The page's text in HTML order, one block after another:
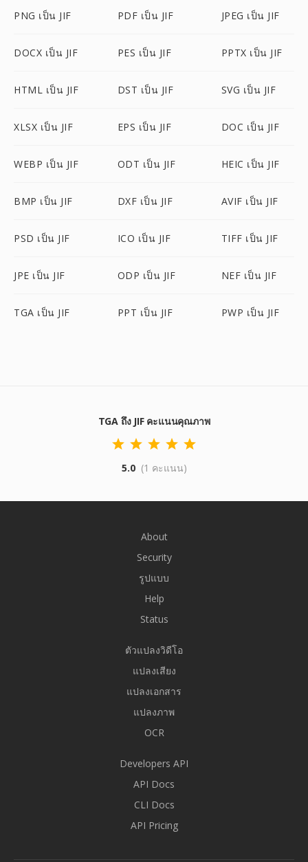
PNG เป็น JIF PDF เป็น JIF JPEG เป็น JIF
DOCX เป็น JIF PES เป็น JIF PPTX เป็น JIF
HTML เป็น JIF DST เป็น JIF SVG เป็น JIF
XLSX เป็น JIF EPS เป็น JIF DOC เป็น JIF
WEBP เป็น JIF ODT เป็น JIF HEIC เป็น JIF
BMP เป็น JIF DXF เป็น JIF AVIF เป็น JIF
PSD เป็น JIF ICO เป็น JIF TIFF เป็น JIF
JPE เป็น JIF ODP เป็น JIF NEF เป็น JIF
TGA เป็น JIF PPT เป็น JIF PWP เป็น JIF
TGA ถึง JIF คะแนนคุณภาพ
5.0 (1 คะแนน)
About
Security
รูปแบบ
Help
Status
ตัวแปลงวิดีโอ
แปลงเสียง
แปลงเอกสาร
แปลงภาพ
OCR
Developers API
API Docs
CLI Docs
API Pricing